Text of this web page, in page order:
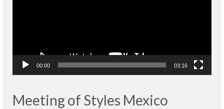
00:00 03:16
Meeting of Styles Mexico